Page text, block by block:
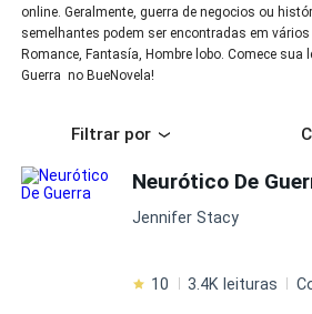
online. Geralmente, guerra de negocios ou
semelhantes podem ser encontradas em
Romance, Fantasía, Hombre lobo. Comece sua
Guerra no BueNovela!
Filtrar por
Neurótico De
Jennifer Stacy
10 3.4K leituras